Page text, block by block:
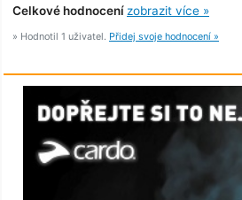
Celkové hodnocení zobrazit více »
» Hodnotil 1 uživatel. Přidej svoje hodnocení »